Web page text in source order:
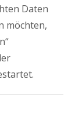
Daten
möchten,